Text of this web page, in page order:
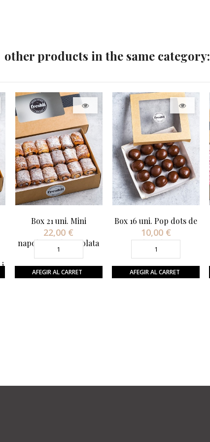
other products in the same category:
i
Box 21 uni. Mini
napolitana de xocolata
22,00 €
AFEGIR AL CARRET
Box 16 uni. Pop dots de
chocolate
10,00 €Preu
AFEGIR AL CARRET